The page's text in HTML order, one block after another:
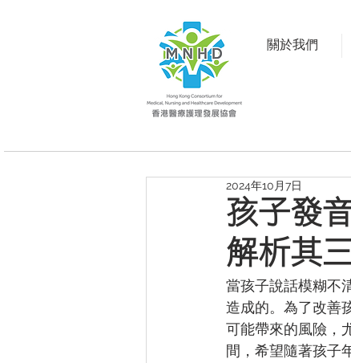
關於我們
孩子發
解析其
2024年10月7日
當孩子說話模糊不
造成的。為了改善
可能帶來的風險，
間，希望隨著孩子